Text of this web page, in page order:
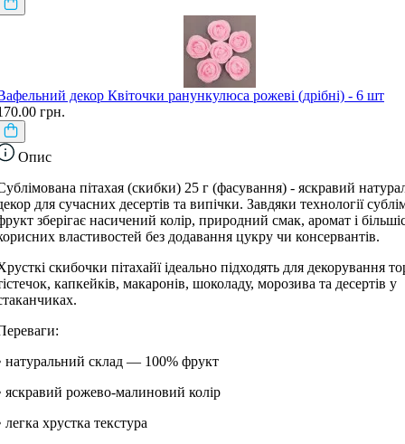
декор Квіточки ранункулюса рожеві (дрібні) - 6 шт
грн.
Опис
пітахая (скибки) 25 г (фасування) - яскравий
для сучасних десертів та випічки. Завдяки технології
зберігає насичений колір, природний смак, аромат і
властивостей без додавання цукру чи консервантів.
скибочки пітахайї ідеально підходять для декорування
капкейків, макаронів, шоколаду, морозива та десертів у
натуральний склад — 100% фрукт
яскравий рожево-малиновий колір
легка хрустка текстура